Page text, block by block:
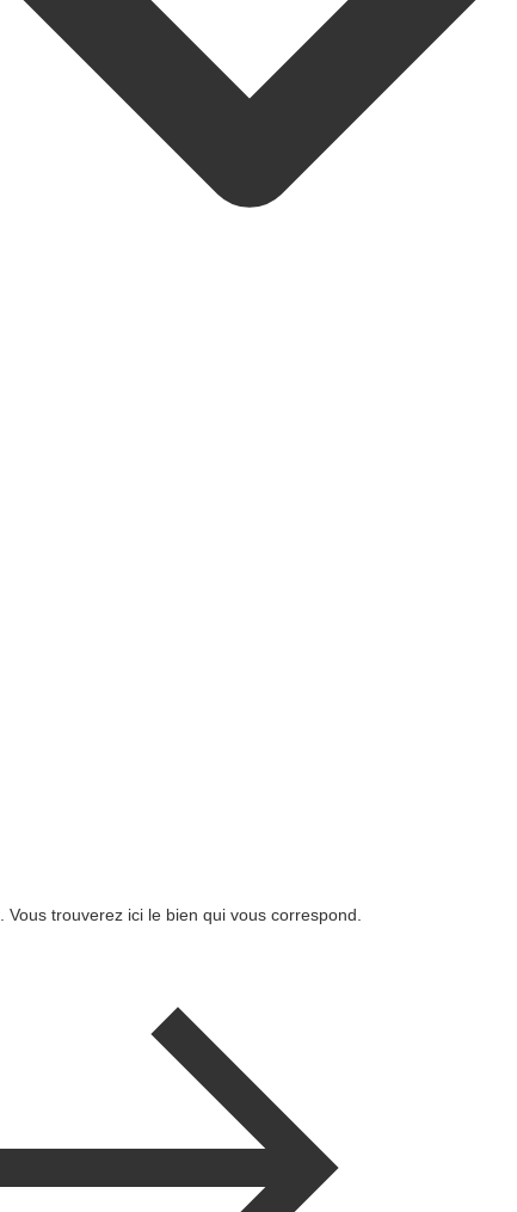
trouverez ici le bien qui vous correspond.